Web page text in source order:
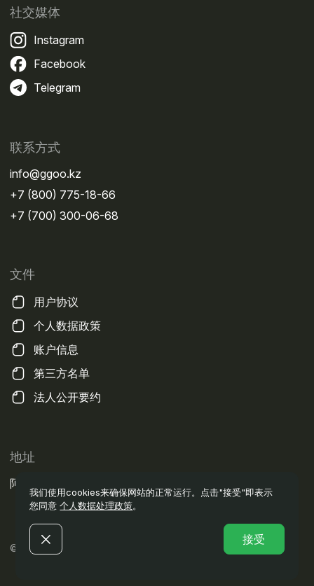
社交媒体
Instagram
Facebook
Telegram
联系方式
info@ggoo.kz
+7 (800) 775-18-66
+7 (700) 300-06-68
文件
用户协议
个人数据政策
账户信息
第三方名单
法人公开要约
地址
阿拉木图市, 奥埃佐夫街, 14а
© 2023 - 2025 版权所有
我们使用cookies来确保网站的正常运行。点击"接受"即表示
您同意个人数据处理政策。
接受